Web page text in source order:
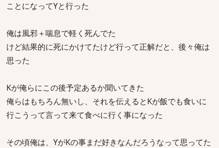
ことになってYと行った
俺は風邪＋喘息で軽く死んでた
けど結果的に死にかけてたけど行って正解だと、後々俺は
思った
Kが俺らにこの後予定あるか聞いてきた
俺らはもちろん無いし、それを伝えるとKが飯でも食いに
行こうって言って来て食べに行く事になった
その頃俺は、YがKの事まだ好きなんだろうなって思ってた